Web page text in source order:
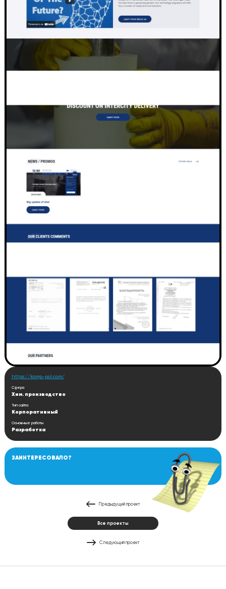
https://komp-pol.com/
Сфера
Хим. производство
Тип сайта
Корпоративный
Основные работы
Разработка
ЗАИНТЕРЕСОВАЛО?
Предыдущий проект
Все проекты
Следующий проект